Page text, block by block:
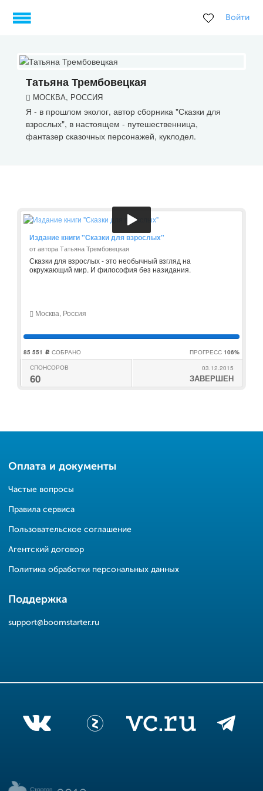
Войти
Татьяна Трембовецкая
МОСКВА, РОССИЯ
Я - в прошлом эколог, автор сборника "Сказки для
взрослых", в настоящем - путешественница,
фантазер сказочных персонажей, куклодел.
Издание книги "Сказки для взрослых"
от автора Татьяна Трембовецкая
Сказки для взрослых - это необычный взгляд на
окружающий мир. И философия без назидания.
Москва, Россия
85 551 c СОБРАНО ПРОГРЕСС 106%
СПОНСОРОВ
60
03.12.2015
ЗАВЕРШЕН
Оплата и документы
Частые вопросы
Правила сервиса
Пользовательское соглашение
Агентский договор
Политика обработки персональных данных
Поддержка
support@boomstarter.ru